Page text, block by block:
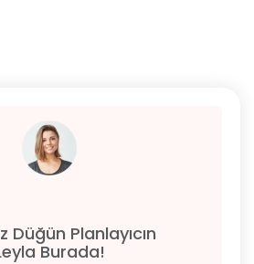
Düğün Planlayıcın
Burada!